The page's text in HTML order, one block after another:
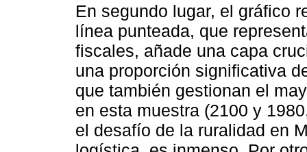
En segundo lugar, el gráfico
línea punteada, que
fiscales, añade una capa
una proporción significativa
que también gestionan el
en esta muestra (2100 y
el desafío de la ruralidad en